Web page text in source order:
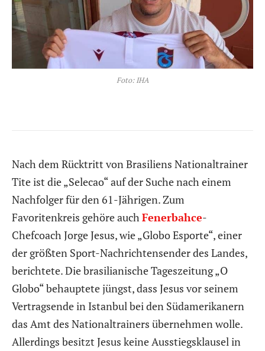
Foto: IHA
Nach dem Rücktritt von Brasiliens Nationaltrainer
Tite ist die „Selecao“ auf der Suche nach einem
Nachfolger für den 61-Jährigen. Zum
Favoritenkreis gehöre auch Fenerbahce-
Chefcoach Jorge Jesus, wie „Globo Esporte“, einer
der größten Sport-Nachrichtensender des Landes,
berichtete. Die brasilianische Tageszeitung „O
Globo“ behauptete jüngst, dass Jesus vor seinem
Vertragsende in Istanbul bei den Südamerikanern
das Amt des Nationaltrainers übernehmen wolle.
Allerdings besitzt Jesus keine Ausstiegsklausel in